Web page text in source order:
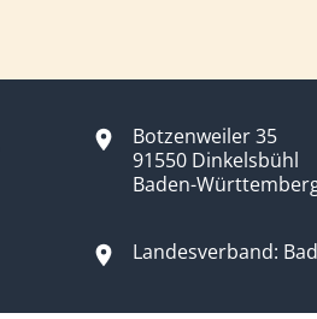
Botzenweiler 35
91550 Dinkelsbühl
Baden-
Landesverband: